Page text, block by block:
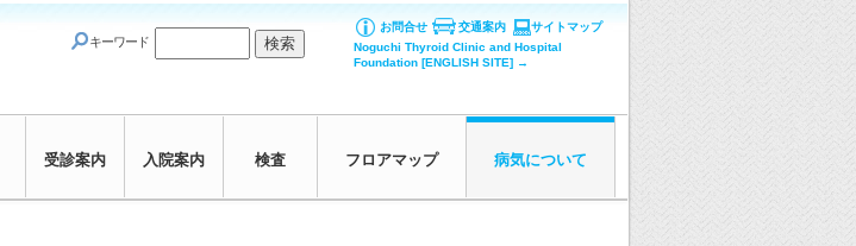
キーワード
お問合せ 交通案内
サイトマップ
Noguchi Thyroid Clinic and Hospital
Foundation [ENGLISH SITE] →
受診案内 入院案内 検査 フロアマップ 病気について